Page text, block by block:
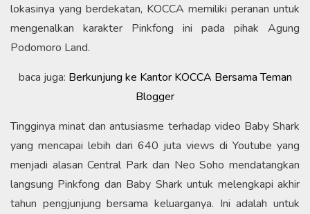
lokasinya yang berdekatan, KOCCA memiliki peranan untuk
mengenalkan karakter Pinkfong ini pada pihak Agung
Podomoro Land.
baca juga: Berkunjung ke Kantor KOCCA Bersama Teman
Blogger
Tingginya minat dan antusiasme terhadap video Baby Shark
yang mencapai lebih dari 640 juta views di Youtube yang
menjadi alasan Central Park dan Neo Soho mendatangkan
langsung Pinkfong dan Baby Shark untuk melengkapi akhir
tahun pengjunjung bersama keluarganya. Ini adalah untuk